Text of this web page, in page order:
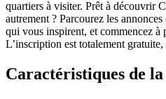
quartiers à visiter. Prêt à découvrir
autrement ? Parcourez les
qui vous inspirent, et commencez à
L’inscription est totalement gratuite,
Caractéristiques de